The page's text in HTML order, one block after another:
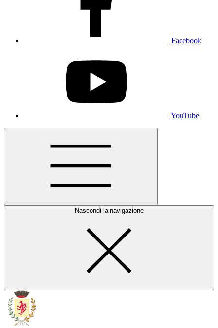
Facebook
YouTube
Nascondi la navigazione